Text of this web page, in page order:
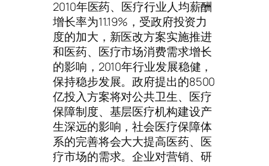
2010年医药、医疗行业人均薪酬
增长率为11.19%，受政府投资力
度的加大，新医改方案实施推进
和医药、医疗市场消费需求增长
的影响，2010年行业发展稳健，
保持稳步发展。政府提出的8500
亿投入方案将对公共卫生、医疗
保障制度、基层医疗机构建设产
生深远的影响，社会医疗保障体
系的完善将会大大提高医药、医
疗市场的需求。企业对营销、研